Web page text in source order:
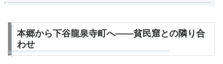
本郷から下谷龍泉寺町へ——貧民窟との隣り合
わせ